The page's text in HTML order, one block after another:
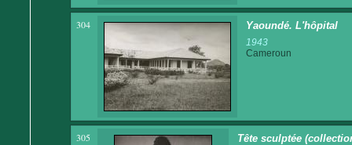
304 Yaoundé. L'hôpital
1943
Cameroun
305 Tête sculptée